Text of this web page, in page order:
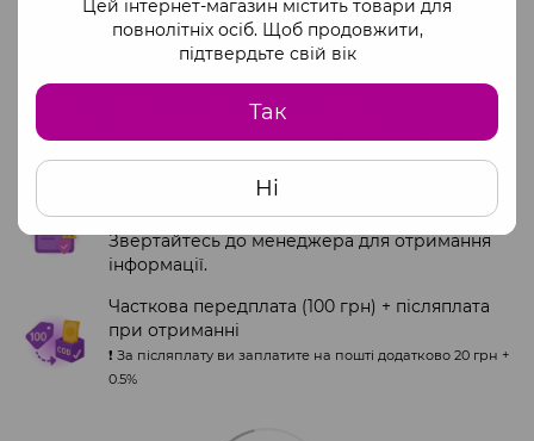
Цей інтернет-магазин містить товари для
повнолітніх осіб. Щоб продовжити,
підтвердьте свій вік
Так
Ні
Ми працюємо офіційно через ФОП
Доступні способи оплати:
Оплата на сайті через monopay
Платіжні системи Visa та Mastercard
Повна оплата за офіційними реквізитами
ФОП
Звертайтесь до менеджера для отримання
інформації.
Часткова передплата (100 грн) + післяплата
при отриманні
❗️ За післяплату ви заплатите на пошті додатково 20 грн +
0.5%